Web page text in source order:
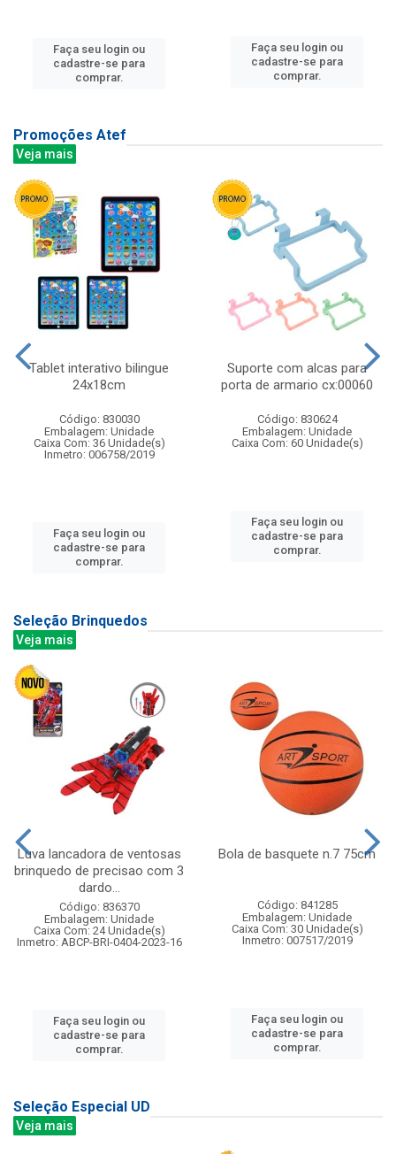
Faça seu login ou
cadastre-se para
comprar.
Faça seu login ou
cadastre-se para
comprar.
Promoções Atef
Veja mais
Tablet interativo bilingue
24x18cm
Código: 830030
Embalagem: Unidade
Caixa Com: 36 Unidade(s)
Inmetro: 006758/2019
Faça seu login ou
cadastre-se para
comprar.
Suporte com alcas para
porta de armario cx:00060
Código: 830624
Embalagem: Unidade
Caixa Com: 60 Unidade(s)
Faça seu login ou
cadastre-se para
comprar.
Seleção Brinquedos
Veja mais
Luva lancadora de ventosas
brinquedo de precisao com 3
dardo...
Código: 836370
Embalagem: Unidade
Caixa Com: 24 Unidade(s)
Inmetro: ABCP-BRI-0404-2023-16
Faça seu login ou
cadastre-se para
comprar.
Bola de basquete n.7 75cm
Código: 841285
Embalagem: Unidade
Caixa Com: 30 Unidade(s)
Inmetro: 007517/2019
Faça seu login ou
cadastre-se para
comprar.
Seleção Especial UD
Veja mais